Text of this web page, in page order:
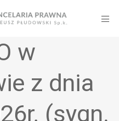
w
z dnia
(sygn.